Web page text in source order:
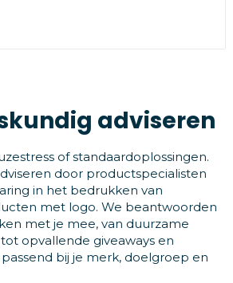
adviseren
of standaardoplossingen.
door productspecialisten
in het bedrukken van
met logo. We beantwoorden
met je mee, van duurzame
opvallende giveaways en
bij je merk, doelgroep en